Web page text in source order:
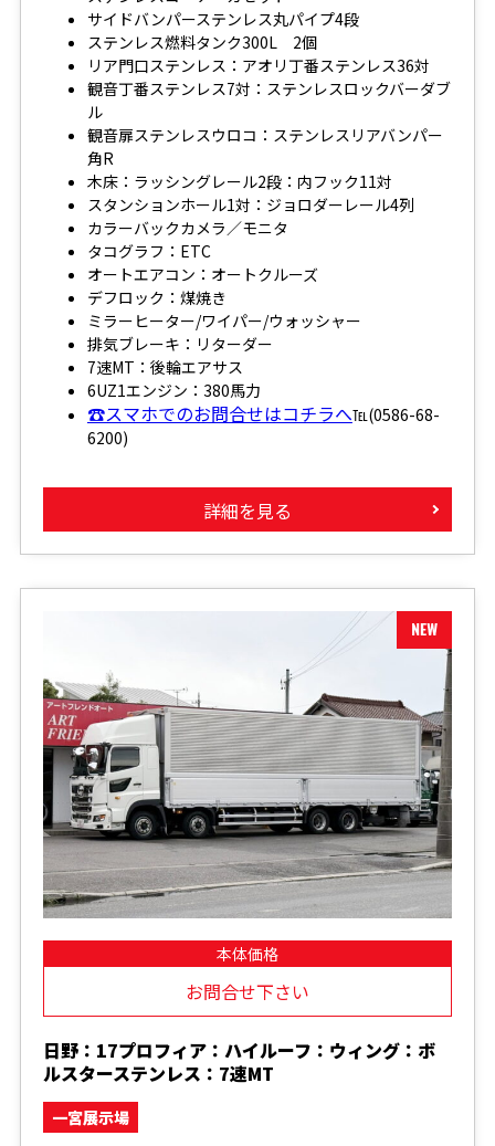
サイドバンパーステンレス丸パイプ4段
ステンレス燃料タンク300L 2個
リア門口ステンレス：アオリ丁番ステンレス36対
観音丁番ステンレス7対：ステンレスロックバーダブ
ル
観音扉ステンレスウロコ：ステンレスリアバンパー
角R
木床：ラッシングレール2段：内フック11対
スタンションホール1対：ジョロダーレール4列
カラーバックカメラ／モニタ
タコグラフ：ETC
オートエアコン：オートクルーズ
デフロック：煤焼き
ミラーヒーター/ワイパー/ウォッシャー
排気ブレーキ：リターダー
7速MT：後輪エアサス
6UZ1エンジン：380馬力
☎スマホでのお問合せはコチラへ℡(0586-68-
6200)
詳細を見る
本体価格
お問合せ下さい
日野：17プロフィア：ハイルーフ：ウィング：ボ
ルスターステンレス：7速MT
一宮展示場